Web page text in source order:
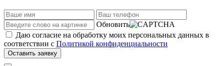
Обновить
Даю согласие на обработку моих персональных данных в
соответствии с Политикой конфиденциальности
Оставить заявку